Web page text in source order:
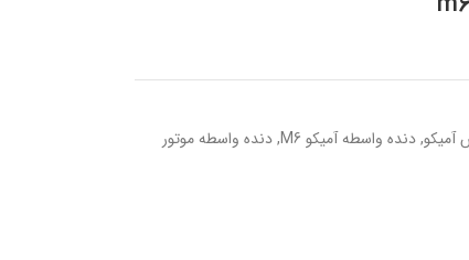
آمیکو,دنده واسطه آمیکو M6 ,دنده واسطه موتور